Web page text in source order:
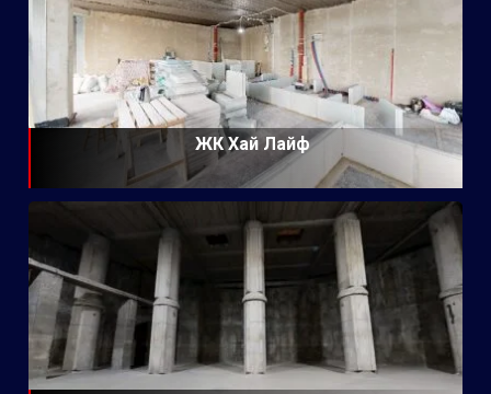
ЖК Хай Лайф